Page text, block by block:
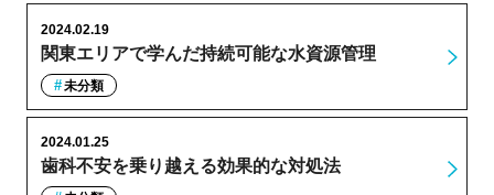
関東エリアで学んだ持続可能な水資源管理
2024.02.19
未分類
歯科不安を乗り越える効果的な対処法
2024.01.25